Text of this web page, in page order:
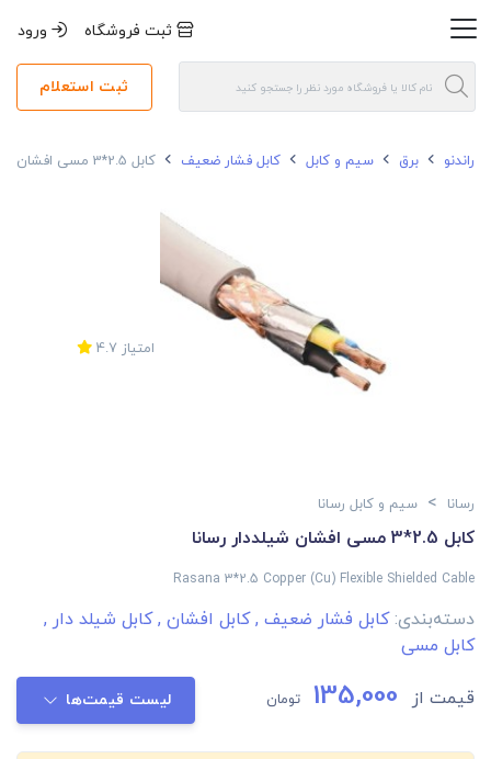
ثبت فروشگاه ورود
ثبت استعلام
راندنو برق سیم و کابل کابل فشار ضعیف کابل 2.5*3 مسی افشان شیلددار رسانا
امتیاز 4.7
رسانا > سیم و کابل رسانا
کابل 2.5*3 مسی افشان شیلددار رسانا
Rasana 3*2.5 Copper (Cu) Flexible Shielded Cable
دسته‌بندی:کابل فشار ضعیف ,کابل افشان ,کابل شیلد دار ,
کابل مسی
قیمت از 135,000 تومان لیست قیمت‌ها